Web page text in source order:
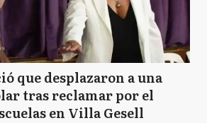
que desplazaron a una
tras reclamar por el
en Villa Gesell